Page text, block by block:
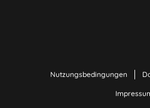
Nutzungsbedingungen